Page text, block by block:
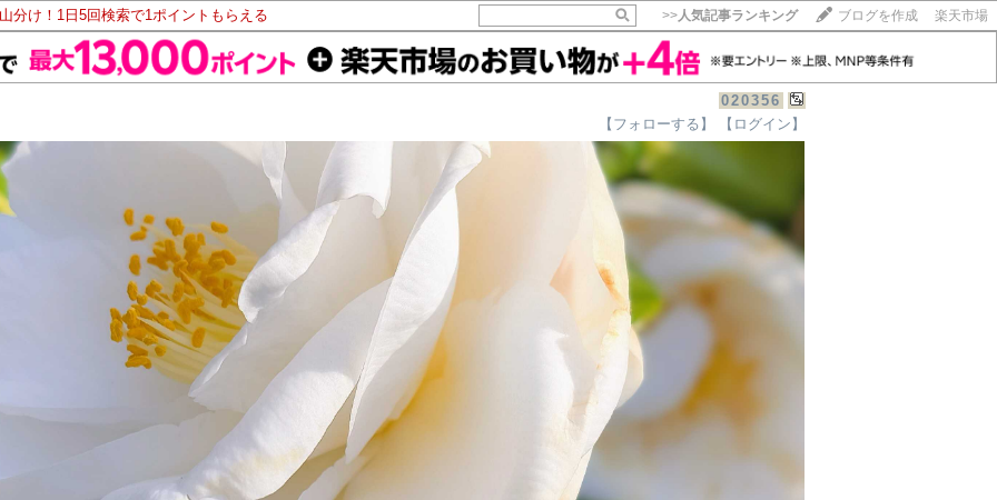
分け！1日5回検索で1ポイントもらえる >>人気記事ランキング ブログを作成 楽天市場
020356
【フォローする】
【ログイン】
いいね!